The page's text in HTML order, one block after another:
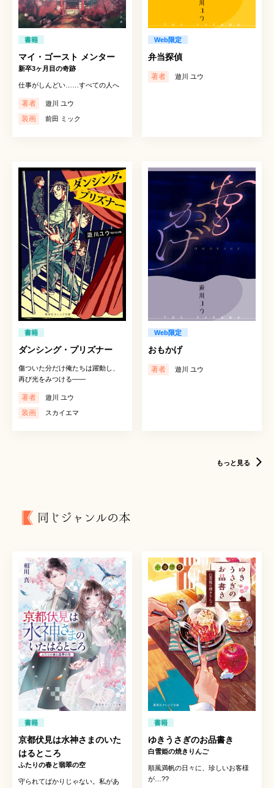
書籍
マイ・ゴースト メンター
新卒3ヶ月目の奇跡
仕事がしんどい……すべての人へ
著者 遊川 ユウ
装画 前田 ミック
Web限定
弁当探偵
著者 遊川 ユウ
書籍
ダンシング・プリズナー
傷ついた分だけ俺たちは躍動し、
再び光をみつける――
著者 遊川 ユウ
装画 スカイエマ
Web限定
おもかげ
著者 遊川 ユウ
もっと見る
同じジャンルの本
書籍
京都伏見は水神さまのいた
はるところ
ふたりの春と翡翠の空
守られてばかりじゃない。私があ
書籍
ゆきうさぎのお品書き
白雪姫の焼きりんご
順風満帆の日々に、珍しいお客様
が…??